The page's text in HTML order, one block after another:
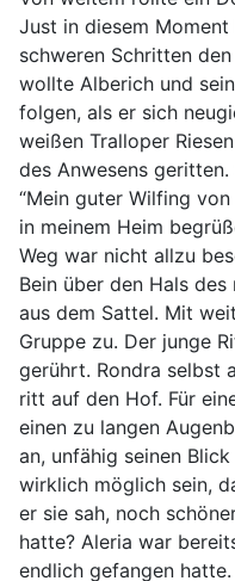
Just in diesem
schweren Schritten
wollte Alberich und
folgen, als er sich
weißen Tralloper
des Anwesens
“Mein guter Wilfing
in meinem Heim
Weg war nicht allzu
Bein über den Hals
aus dem Sattel. Mit
Gruppe zu. Der junge
gerührt. Rondra selbst
ritt auf den Hof. Für
einen zu langen
an, unfähig seinen
wirklich möglich sein,
er sie sah, noch
hatte? Aleria war
endlich gefangen